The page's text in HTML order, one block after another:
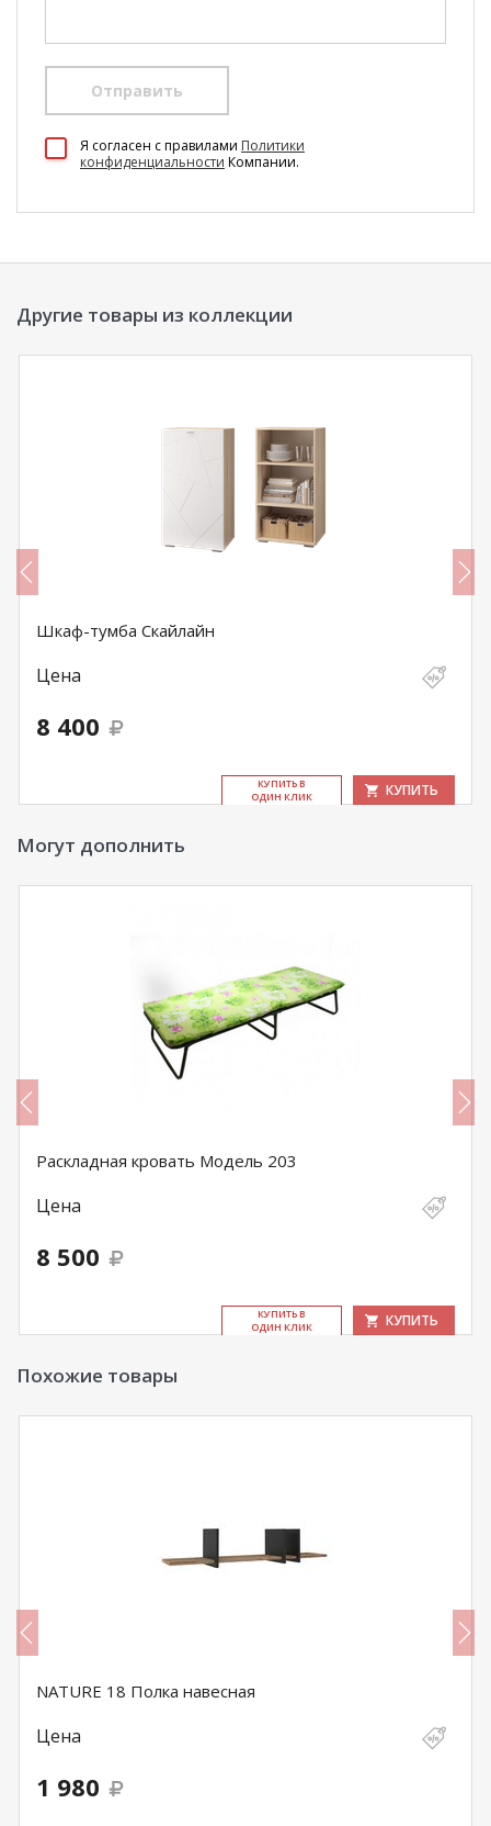
Отправить
Я согласен c правилами Политики
конфиденциальности Компании.
Другие товары из коллекции
Шкаф-тумба Скайлайн
Цена
8 400
КУ­ПИТЬ В
ОДИН КЛИК
КУПИТЬ
Могут дополнить
Раскладная кровать Модель 203
Цена
8 500
КУ­ПИТЬ В
ОДИН КЛИК
КУПИТЬ
Похожие товары
NATURE 18 Полка навесная
Цена
1 980